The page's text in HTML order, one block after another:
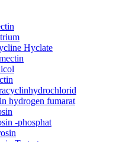
Hyclate
hydrogen fumarat
-phosphat